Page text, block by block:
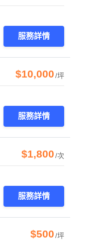
服務詳情
$10,000/坪
服務詳情
$1,800/次
服務詳情
$500/坪